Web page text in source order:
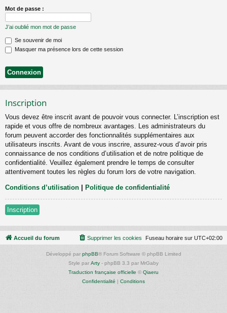
Mot de passe :
J’ai oublié mon mot de passe
Se souvenir de moi
Masquer ma présence lors de cette session
Inscription
Vous devez être inscrit avant de pouvoir vous connecter. L’inscription est
rapide et vous offre de nombreux avantages. Les administrateurs du
forum peuvent accorder des fonctionnalités supplémentaires aux
utilisateurs inscrits. Avant de vous inscrire, assurez-vous d’avoir pris
connaissance de nos conditions d’utilisation et de notre politique de
confidentialité. Veuillez également prendre le temps de consulter
attentivement toutes les règles du forum lors de votre navigation.
Conditions d’utilisation Politique de confidentialité
Inscription
Accueil du forum Fuseau horaire sur UTC+02:00
Supprimer les cookies
Développé par phpBB® Forum Software © phpBB Limited
Style par Arty - phpBB 3.3 par MrGaby
Traduction française officielle © Qiaeru
Confidentialité | Conditions